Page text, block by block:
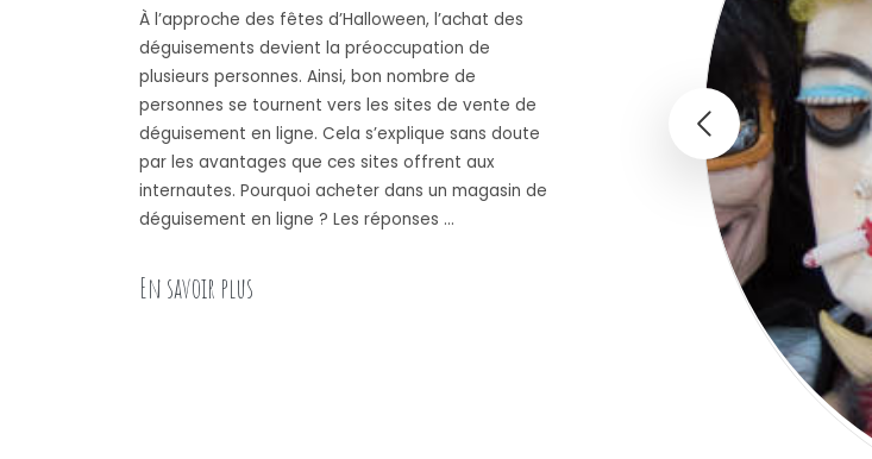
À l’approche des fêtes d’Halloween, l’achat des
déguisements devient la préoccupation de
plusieurs personnes. Ainsi, bon nombre de
personnes se tournent vers les sites de vente de
déguisement en ligne. Cela s’explique sans doute
par les avantages que ces sites offrent aux
internautes. Pourquoi acheter dans un magasin de
déguisement en ligne ? Les réponses …
En savoir plus « Pourquoi effectuer son achat dans un magasin de déguisement en ligne ? »